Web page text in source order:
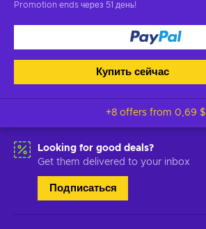
Promotion ends через 51 день!
Купить сейчас
+8 offers from 0,69 $
Looking for good deals?
Get them delivered to your inbox
Подписаться